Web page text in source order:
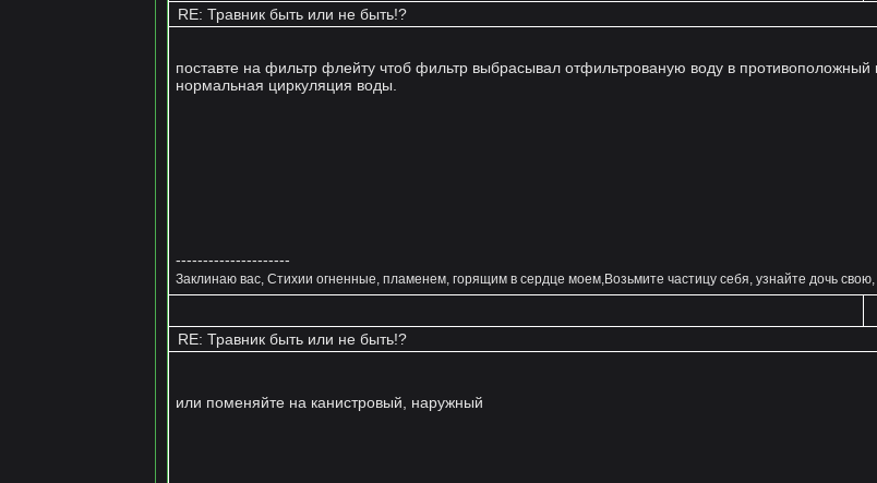
RE: Травник быть или не быть!?
поставте на фильтр флейту чтоб фильтр выбрасывал отфильтрованую воду в противоположный
нормальная циркуляция воды.
---------------------
Заклинаю вас, Стихии огненные, пламенем, горящим в сердце моем,Возьмите частицу себя, узнайте дочь
RE: Травник быть или не быть!?
или поменяйте на канистровый, наружный